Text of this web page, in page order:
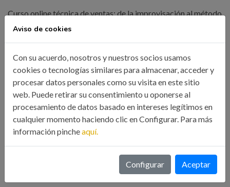
Curso online técnica de ventas: de la improvisación al método
Curso online de Personal Branding. Marca personal
Delegación de A Coruña
Del 25 de Noviembre al 18 de Diciembre. Campaña súmate a
la solidaridad: recogida de alimentos y juguetes
Delegación de Ferrol
Aviso de cookies
Con su acuerdo, nosotros y nuestros socios usamos
cookies o tecnologías similares para almacenar, acceder y
procesar datos personales como su visita en este sitio
web. Puede retirar su consentimiento u oponerse al
procesamiento de datos basado en intereses legítimos en
cualquier momento haciendo clic en Configurar. Para más
información pincheaquí.
Configurar Aceptar